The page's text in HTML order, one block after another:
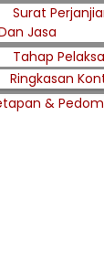
Surat
Jasa
Tahap
Ringkasan
&